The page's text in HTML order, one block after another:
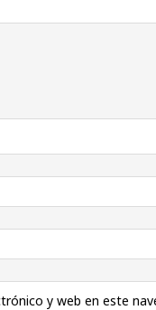
y web en este